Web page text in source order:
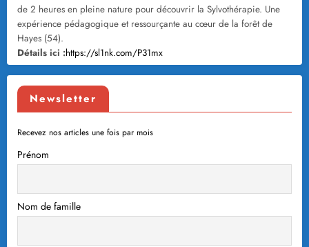
de 2 heures en pleine nature pour découvrir la Sylvothérapie. Une
expérience pédagogique et ressourçante au cœur de la forêt de
Hayes (54).
Détails ici :https://sl1nk.com/P31mx
Newsletter
Recevez nos articles une fois par mois
Prénom
Nom de famille